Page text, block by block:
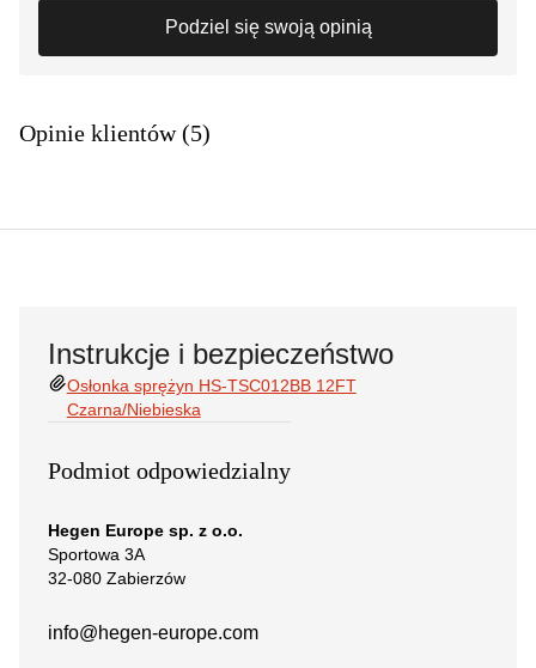
Podziel się swoją opinią
Opinie klientów (5)
Instrukcje i bezpieczeństwo
Osłonka sprężyn HS-TSC012BB 12FT
Czarna/Niebieska
Podmiot odpowiedzialny
Hegen Europe sp. z o.o.
Sportowa 3A
32-080 Zabierzów
info@hegen-europe.com